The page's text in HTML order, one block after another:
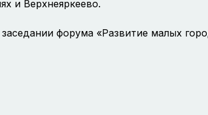
и Верхнеяркеево.
форума «Развитие малых